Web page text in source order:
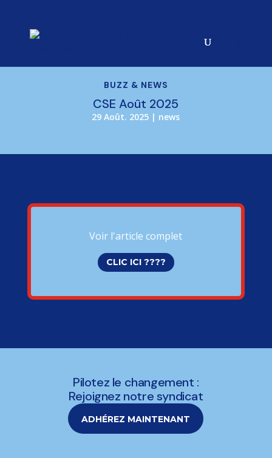
BUZZ & NEWS
CSE Août 2025
29 Août. 2025 | news
Voir l'article complet
CLIC ICI ????
Pilotez le changement :
Rejoignez notre syndicat
ADHÉREZ MAINTENANT